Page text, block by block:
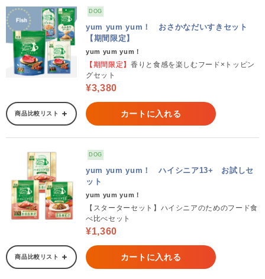
DOG
yum yum yum！ おさかなだいすきセット
【期間限定】
yum yum yum！
【期間限定】 香りと食感を楽しむフード×トッピン
グセット
¥3,380
商品比較リスト カートに入れる
DOG
yum yum yum！ ハイシニア13+ お試しセ
ット
yum yum yum！
【スターターセット】ハイシニアのためのフード食
べ比べセット
¥1,360
商品比較リスト カートに入れる